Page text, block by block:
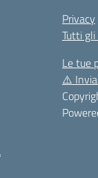
Privacy
Tutti
Le tue
⚠️